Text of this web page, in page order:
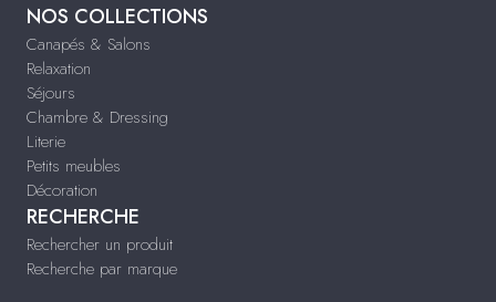
NOS COLLECTIONS
Canapés & Salons
Relaxation
Séjours
Chambre & Dressing
Literie
Petits meubles
Décoration
RECHERCHE
Rechercher un produit
Recherche par marque